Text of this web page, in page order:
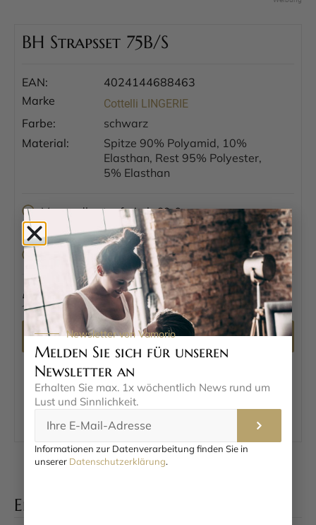
BH Strapsset 75B/S
EAN:
4024144688463
Marke
Cottelli LINGERIE
Farbe:
schwarz
Material:
Spitze 90% Polyamid, 10%
Elasthan, Rest 95% Polyester,
5% Elasthan
Versandkostenfrei ab 69 €
Kostenlose Rücksendung
Diskretes Paket mit neutralem Absender
59,95€
Jetzt auf orion.de kaufen*
Preis inkl. MwSt. zzgl. Versandkosten. Aktualisiert am 16.06.2026 um
04.34 Uhr.
Entdecken Sie weitere Produkte
Newsletter von Vamorio
Melden Sie sich für unseren
Newsletter an
Erhalten Sie max. 1x wöchentlich News rund um
Lust und Sinnlichkeit.
Informationen zur Datenverarbeitung finden Sie in
unserer Datenschutzerklärung.